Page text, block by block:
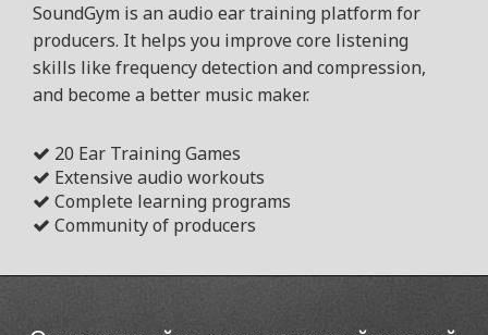
SoundGym is an audio ear training platform for
producers. It helps you improve core listening
skills like frequency detection and compression,
and become a better music maker.
20 Ear Training Games
Extensive audio workouts
Complete learning programs
Community of producers